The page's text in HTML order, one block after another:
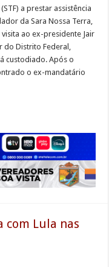
a prestar assistência
da Sara Nossa Terra,
ao ex-presidente Jair
Distrito Federal,
custodiado. Após o
o ex-mandatário
Lula nas